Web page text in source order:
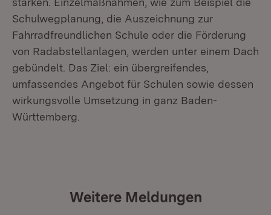
Schulwegplanung, die Auszeichnung zur
Fahrradfreundlichen Schule oder die Förderung
von Radabstellanlagen, werden unter einem Dach
gebündelt. Das Ziel: ein übergreifendes,
umfassendes Angebot für Schulen sowie dessen
wirkungsvolle Umsetzung in ganz Baden-
Württemberg.
Weitere Meldungen